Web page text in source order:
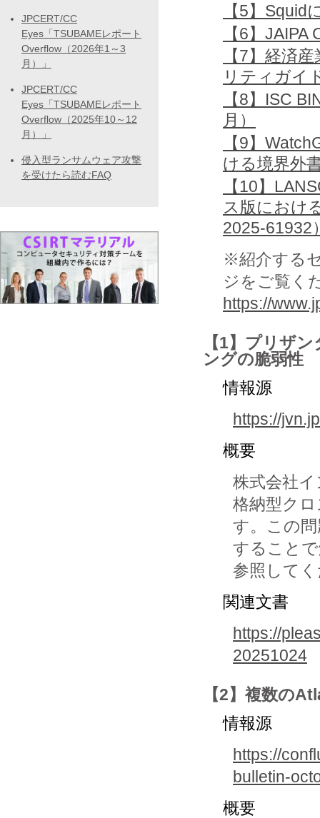
【5】Squid
【6】
【7】経済
リティガイ
【8】ISC
月）
【9】
ける境界外
【10】
ス版におけ
2025-61932
※紹介する
ジをご覧く
https://
【1】プリザ
ングの脆弱性
情報源
https://
概要
株式会社
格納型ク
す。この
すること
参照して
関連文書
https://
20251024
【2】複数の
情報源
https://
bulletin-
概要
JPCERT/CC
Eyes「TSUBAMEレポート
Overflow（2026年1～3
月）」
JPCERT/CC
Eyes「TSUBAMEレポート
Overflow（2025年10～12
月）」
侵入型ランサムウェア攻撃
を受けたら読むFAQ